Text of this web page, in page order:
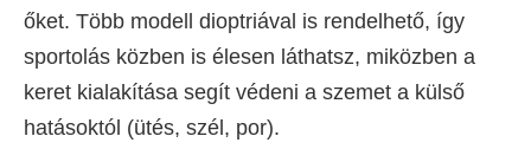
őket. Több modell dioptriával is rendelhető, így
sportolás közben is élesen láthatsz, miközben a
keret kialakítása segít védeni a szemet a külső
hatásoktól (ütés, szél, por).